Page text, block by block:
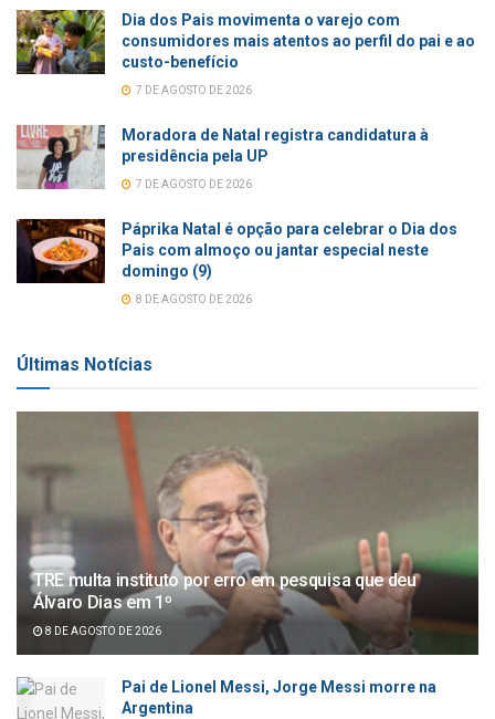
Dia dos Pais movimenta o varejo com
consumidores mais atentos ao perfil do pai e ao
custo-benefício
7 DE AGOSTO DE 2026
Moradora de Natal registra candidatura à
presidência pela UP
7 DE AGOSTO DE 2026
Páprika Natal é opção para celebrar o Dia dos
Pais com almoço ou jantar especial neste
domingo (9)
8 DE AGOSTO DE 2026
Últimas Notícias
TRE multa instituto por erro em pesquisa que deu
Álvaro Dias em 1º
8 DE AGOSTO DE 2026
Pai de Lionel Messi, Jorge Messi morre na
Argentina